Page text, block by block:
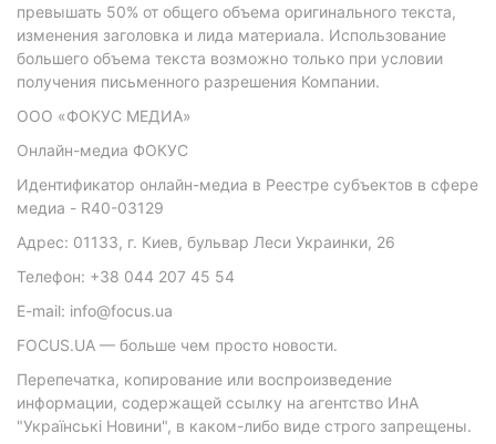
превышать 50% от общего объема оригинального текста,
изменения заголовка и лида материала. Использование
большего объема текста возможно только при условии
получения письменного разрешения Компании.
ООО «ФОКУС МЕДИА»
Онлайн-медиа ФОКУС
Идентификатор онлайн-медиа в Реестре субъектов в сфере
медиа - R40-03129
Адрес: 01133, г. Киев, бульвар Леси Украинки, 26
Телефон: +38 044 207 45 54
E-mail: info@focus.ua
FOCUS.UA — больше чем просто новости.
Перепечатка, копирование или воспроизведение
информации, содержащей ссылку на агентство ИнА
"Українські Новини", в каком-либо виде строго запрещены.